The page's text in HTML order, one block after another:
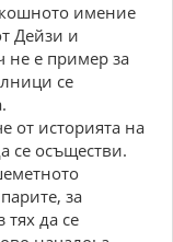
имение
Дейзи и
не е пример за
се
от историята на
се осъществи.
за
тях да се